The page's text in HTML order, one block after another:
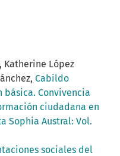
Katherine López
Cabildo
Convivencia
ciudadana en
Sophia Austral: Vol.
sociales del